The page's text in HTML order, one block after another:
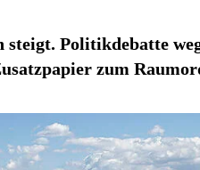
steigt. Politikdebatte
zum